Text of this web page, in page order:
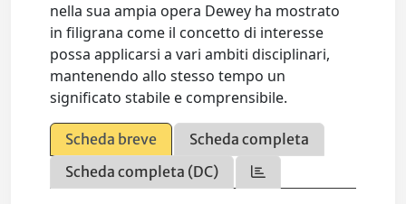
nella sua ampia opera Dewey ha mostrato
in filigrana come il concetto di interesse
possa applicarsi a vari ambiti disciplinari,
mantenendo allo stesso tempo un
significato stabile e comprensibile.
Scheda breve
Scheda completa
Scheda completa (DC)